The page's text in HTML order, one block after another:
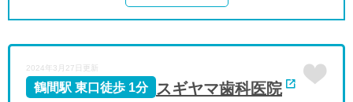
2024年3月27日更新
スギヤマ歯科医院
鶴間駅 東口徒歩 1分